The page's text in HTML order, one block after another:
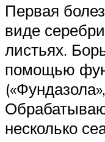
Первая
виде
листьях.
помощью
несколько